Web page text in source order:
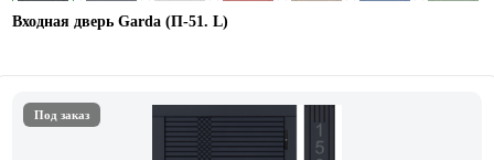
Входная дверь Garda (П-51. L)
Под заказ